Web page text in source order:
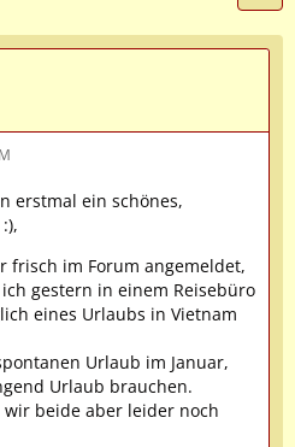
erstmal ein schönes,
frisch im Forum angemeldet,
gestern in einem Reisebüro
eines Urlaubs in Vietnam
Urlaub im Januar,
Urlaub brauchen.
beide aber leider noch